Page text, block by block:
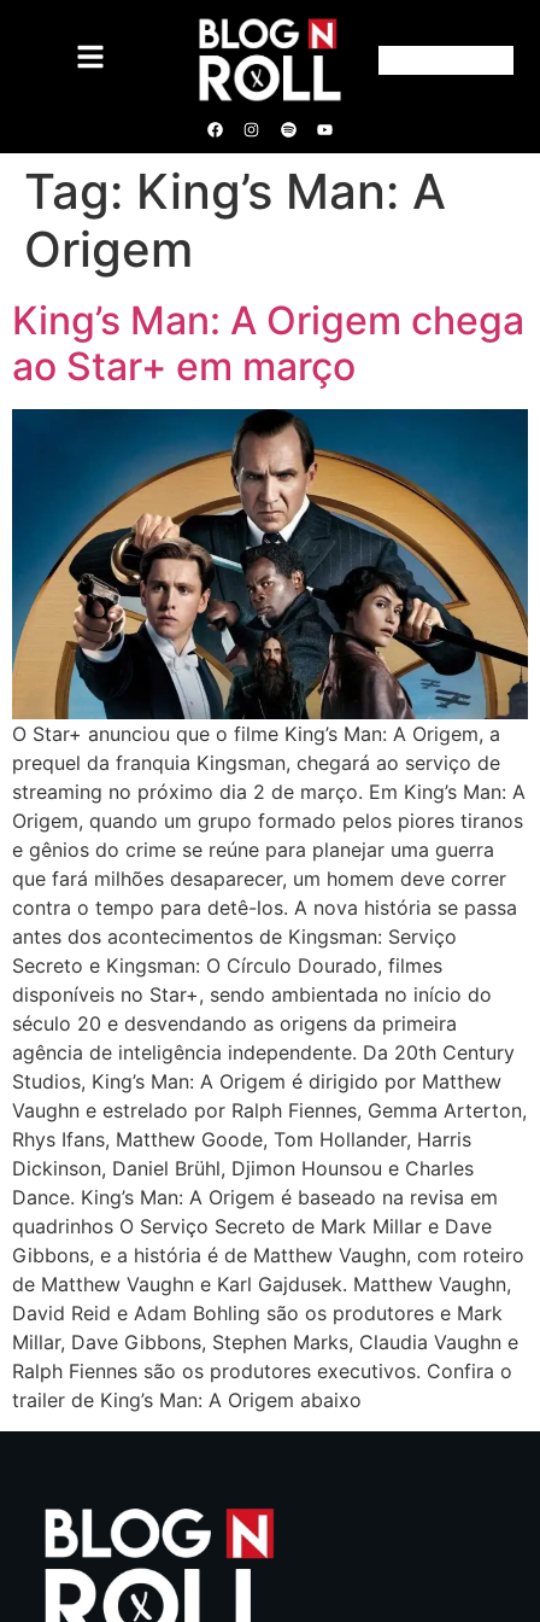
Tag: King’s Man: A
Origem
King’s Man: A Origem chega
ao Star+ em março
O Star+ anunciou que o filme King’s Man: A Origem, a
prequel da franquia Kingsman, chegará ao serviço de
streaming no próximo dia 2 de março. Em King’s Man: A
Origem, quando um grupo formado pelos piores tiranos
e gênios do crime se reúne para planejar uma guerra
que fará milhões desaparecer, um homem deve correr
contra o tempo para detê-los. A nova história se passa
antes dos acontecimentos de Kingsman: Serviço
Secreto e Kingsman: O Círculo Dourado, filmes
disponíveis no Star+, sendo ambientada no início do
século 20 e desvendando as origens da primeira
agência de inteligência independente. Da 20th Century
Studios, King’s Man: A Origem é dirigido por Matthew
Vaughn e estrelado por Ralph Fiennes, Gemma Arterton,
Rhys Ifans, Matthew Goode, Tom Hollander, Harris
Dickinson, Daniel Brühl, Djimon Hounsou e Charles
Dance. King’s Man: A Origem é baseado na revisa em
quadrinhos O Serviço Secreto de Mark Millar e Dave
Gibbons, e a história é de Matthew Vaughn, com roteiro
de Matthew Vaughn e Karl Gajdusek. Matthew Vaughn,
David Reid e Adam Bohling são os produtores e Mark
Millar, Dave Gibbons, Stephen Marks, Claudia Vaughn e
Ralph Fiennes são os produtores executivos. Confira o
trailer de King’s Man: A Origem abaixo